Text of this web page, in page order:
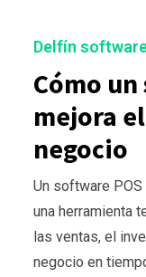
Delfín
Cómo
mejora
negocio
Un software
una herramienta
las ventas, el
negocio en